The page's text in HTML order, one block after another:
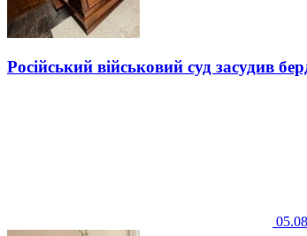
Російський військовий суд засудив